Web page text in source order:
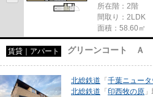
所在階：2階
間取り：2LDK
面積：58.60㎡
賃貸｜アパート グリーンコート Ａ
北総鉄道 「千葉ニュー
北総鉄道 「印西牧の原